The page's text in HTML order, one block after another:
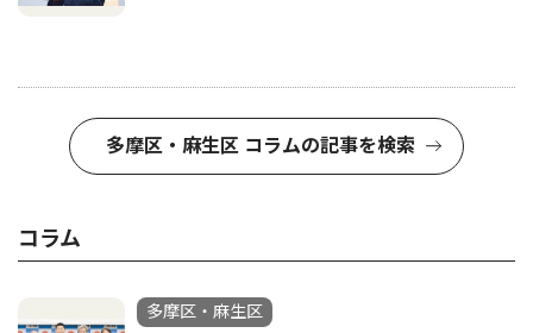
多摩区・麻生区 コラムの記事を検索
コラム
多摩区・麻生区